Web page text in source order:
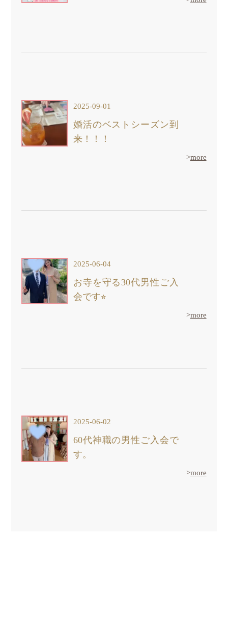
2025-09-01
婚活のベストシーズン到
来！！！
>more
2025-06-04
お寺を守る30代男性ご入
会です⭐︎
>more
2025-06-02
60代神職の男性ご入会で
す。
>more